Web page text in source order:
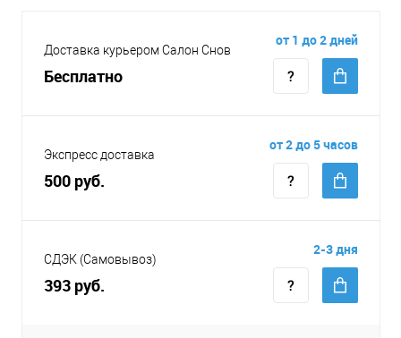
Доставка курьером Салон Снов
Бесплатно
от 1 до 2 дней
Экспресс доставка
500 руб.
от 2 до 5 часов
СДЭК (Самовывоз)
393 руб.
2-3 дня